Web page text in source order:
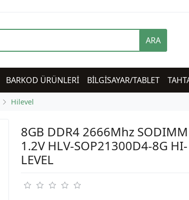
ARA
BARKOD ÜRÜNLERİ BİLGİSAYAR/TABLET
Hilevel
8GB DDR4 2666Mhz SODIMM
1.2V HLV-SOP21300D4-8G HI-
LEVEL